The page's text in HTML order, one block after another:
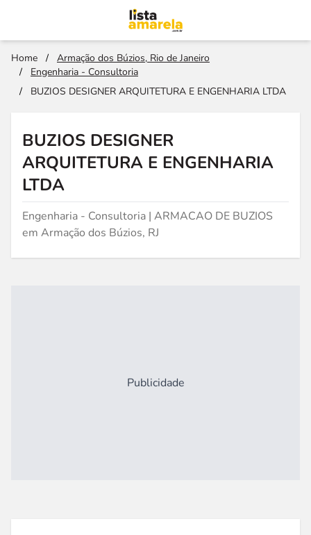
Home /
Armação dos Búzios, Rio de Janeiro
/
Engenharia - Consultoria
/
BUZIOS DESIGNER ARQUITETURA E ENGENHARIA LTDA
BUZIOS DESIGNER
ARQUITETURA E ENGENHARIA
LTDA
Engenharia - Consultoria | ARMACAO DE BUZIOS
em Armação dos Búzios, RJ
Publicidade